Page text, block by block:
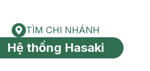
Tìm chi nhánh
TÌM CHI NHÁNH
Hệ thống Hasaki